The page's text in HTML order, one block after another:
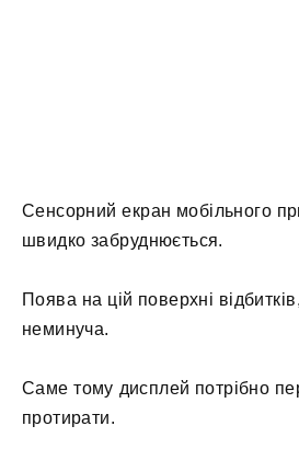
Сенсорний екран мобільного
швидко забруднюється.
Поява на цій поверхні
неминуча.
Саме тому дисплей потрібно
протирати.